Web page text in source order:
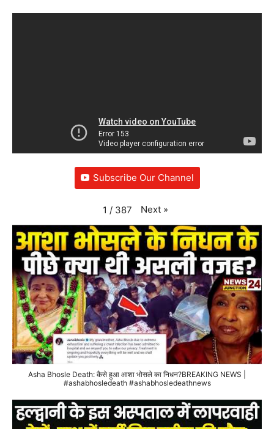
Subscribe Our Channel
1 / 387 Next »
Asha Bhosle Death: कैसे हुआ आशा भोसले का निधन?BREAKING NEWS |
#ashabhosledeath #ashabhosledeathnews